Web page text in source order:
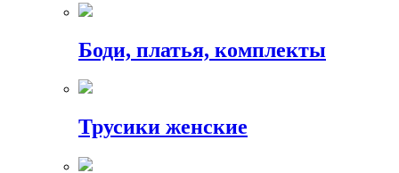
Боди, платья, комплекты
Трусики женские